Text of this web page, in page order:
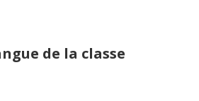
de la classe